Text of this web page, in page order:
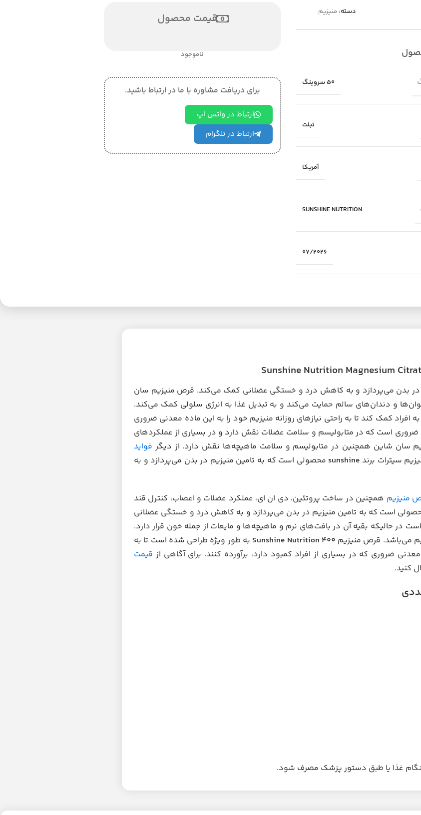
دسته: منیزیم
50 سروینگ
تبلت
آمریکا
SUNSHINE NUTRITION
07/2026
قیمت محصول
ناموجود
برای دریافت مشاوره با ما در ارتباط باشید.
ارتباط در واتس اپ
ارتباط در تلگرام
در بدن می‌پردازد و به کاهش درد و خستگی عضلانی کمک می‌کند. قرص منیزیم سان
و دندان‌های سالم حمایت می‌کند و به تبدیل غذا به انرژی سلولی کمک می‌کند.
کمک کند تا به راحتی نیازهای روزانه منیزیم خود را به این ماده معدنی ضروری
ضروری است که در متابولیسم و ​​سلامت عضلات نقش دارد و در بسیاری از عملکردهای
سان شاین همچنین در متابولیسم و ​​سلامت ماهیچه‌ها نقش دارد. از دیگر فواید
سیترات برند sunshine محصولی است که به تامین منیزیم در بدن می‌پردازد و به
منیزیم همچنین در ساخت پروتئین، دی ان ای، عملکرد عضلات و اعصاب، کنترل قند
است که به تامین منیزیم در بدن می‌پردازد و به کاهش درد و خستگی عضلانی
شده است در حالیکه بقیه آن در بافت‌های نرم و ماهیچه‌ها و مایعات از جمله خون قرار دارد.
می‌باشد. قرص منیزیم 400 Sunshine Nutrition
به طور ویژه طراحی شده است تا به
ضروری که در بسیاری از افراد کمبود دارد، برآورده کنند. برای آگاهی از قیمت
کنید.